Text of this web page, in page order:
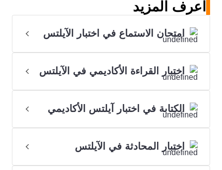
اعرف المزيد
امتحان الاستماع في اختبار الآيلتس
اختبار القراءة الأكاديمي في الآيلتس
الكتابة في اختبار آيلتس الأكاديمي
اختبار المحادثة في الآيلتس